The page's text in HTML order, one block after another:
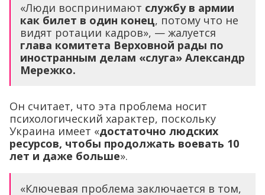
«Люди воспринимают службу в армии
как билет в один конец, потому что не
видят ротации кадров», — жалуется
глава комитета Верховной рады по
иностранным делам «слуга» Александр
Мережко.
Он считает, что эта проблема носит
психологический характер, поскольку
Украина имеет «достаточно людских
ресурсов, чтобы продолжать воевать 10
лет и даже больше».
«Ключевая проблема заключается в том,